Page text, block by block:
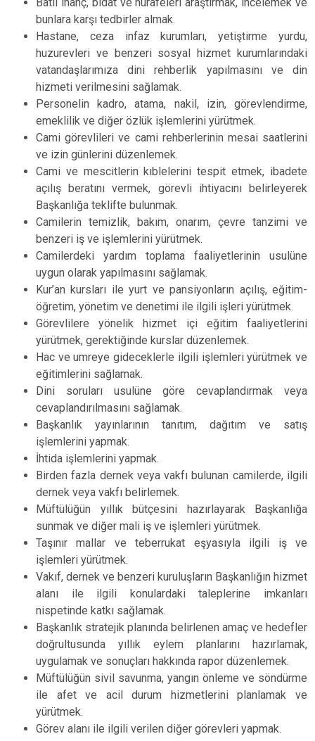
bunlara karşı tedbirler almak.
Hastane, ceza infaz kurumları, yetiştirme yurdu,
huzurevleri ve benzeri sosyal hizmet kurumlarındaki
vatandaşlarımıza dini rehberlik yapılmasını ve din
hizmeti verilmesini sağlamak.
Personelin kadro, atama, nakil, izin, görevlendirme,
emeklilik ve diğer özlük işlemlerini yürütmek.
Cami görevlileri ve cami rehberlerinin mesai saatlerini
ve izin günlerini düzenlemek.
Cami ve mescitlerin kıblelerini tespit etmek, ibadete
açılış beratını vermek, görevli ihtiyacını belirleyerek
Başkanlığa teklifte bulunmak.
Camilerin temizlik, bakım, onarım, çevre tanzimi ve
benzeri iş ve işlemlerini yürütmek.
Camilerdeki yardım toplama faaliyetlerinin usulüne
uygun olarak yapılmasını sağlamak.
Kur’an kursları ile yurt ve pansiyonların açılış, eğitim-
öğretim, yönetim ve denetimi ile ilgili işleri yürütmek.
Görevlilere yönelik hizmet içi eğitim faaliyetlerini
yürütmek, gerektiğinde kurslar düzenlemek.
Hac ve umreye gideceklerle ilgili işlemleri yürütmek ve
eğitimlerini sağlamak.
Dini soruları usulüne göre cevaplandırmak veya
cevaplandırılmasını sağlamak.
Başkanlık yayınlarının tanıtım, dağıtım ve satış
işlemlerini yapmak.
İhtida işlemlerini yapmak.
Birden fazla dernek veya vakfı bulunan camilerde, ilgili
dernek veya vakfı belirlemek.
Müftülüğün yıllık bütçesini hazırlayarak Başkanlığa
sunmak ve diğer mali iş ve işlemleri yürütmek.
Taşınır mallar ve teberrukat eşyasıyla ilgili iş ve
işlemleri yürütmek.
Vakıf, dernek ve benzeri kuruluşların Başkanlığın hizmet
alanı ile ilgili konulardaki taleplerine imkanları
nispetinde katkı sağlamak.
Başkanlık stratejik planında belirlenen amaç ve hedefler
doğrultusunda yıllık eylem planlarını hazırlamak,
uygulamak ve sonuçları hakkında rapor düzenlemek.
Müftülüğün sivil savunma, yangın önleme ve söndürme
ile afet ve acil durum hizmetlerini planlamak ve
yürütmek.
Görev alanı ile ilgili verilen diğer görevleri yapmak.